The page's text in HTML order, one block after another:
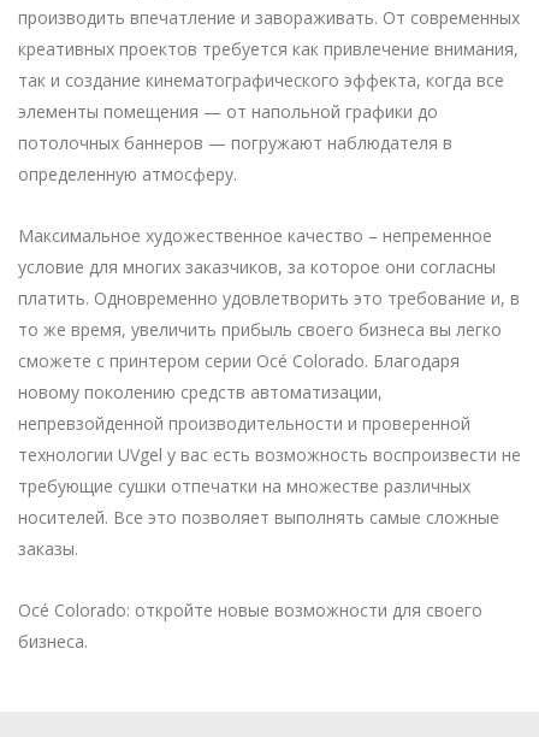
производить впечатление и завораживать. От современных
креативных проектов требуется как привлечение внимания,
так и создание кинематографического эффекта, когда все
элементы помещения — от напольной графики до
потолочных баннеров — погружают наблюдателя в
определенную атмосферу.
Максимальное художественное качество – непременное
условие для многих заказчиков, за которое они согласны
платить. Одновременно удовлетворить это требование и, в
то же время, увеличить прибыль своего бизнеса вы легко
сможете с принтером серии Océ Colorado. Благодаря
новому поколению средств автоматизации,
непревзойденной производительности и проверенной
технологии UVgel у вас есть возможность воспроизвести не
требующие сушки отпечатки на множестве различных
носителей. Все это позволяет выполнять самые сложные
заказы.
Océ Colorado: откройте новые возможности для своего
бизнеса.